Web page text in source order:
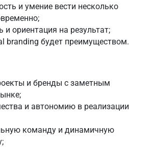
и умение вести несколько
и ориентация на результат;
branding будет преимуществом.
и бренды с заметным
и автономию в реализации
команду и динамичную